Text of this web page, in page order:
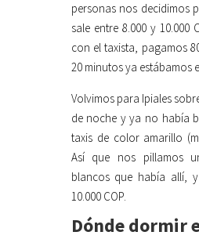
personas nos decidimos
sale entre 8.000 y 10.000
con el taxista, pagamos
20 minutos ya estábamos
Volvimos para Ipiales
de noche y ya no había
taxis de color amarillo
Así que nos pillamos
blancos que había allí,
10.000 COP.
Dónde dormir